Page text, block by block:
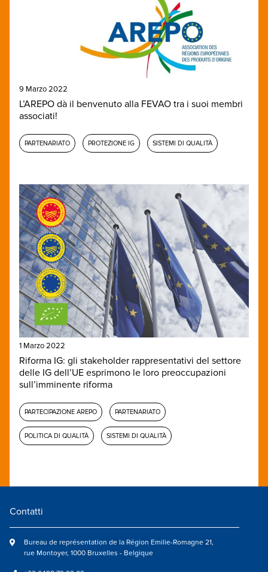
9 Marzo 2022
L’AREPO dà il benvenuto alla FEVAO tra i suoi membri
associati!
PARTENARIATO PROTEZIONE IG SISTEMI DI QUALITÀ
1 Marzo 2022
Riforma IG: gli stakeholder rappresentativi del settore
delle IG dell’UE esprimono le loro preoccupazioni
sull’imminente riforma
PARTECIPAZIONE AREPO PARTENARIATO
POLITICA DI QUALITÀ SISTEMI DI QUALITÀ
Contatti
Bureau de représentation de la Région Emilie-Romagne 21,
rue Montoyer, 1000 Bruxelles - Belgique